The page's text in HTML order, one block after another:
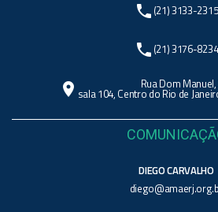
phone (21) 3133-2315
phone (21) 3176-8234
location_on Rua Dom
sala 104, Centro do Rio de
DIEGO CARVALHO